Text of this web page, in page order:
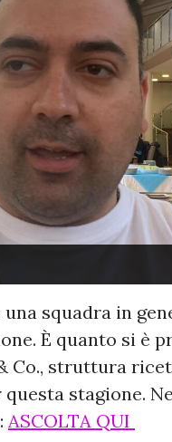
squadra in
È quanto si è
struttura
stagione.
ASCOLTA QUI